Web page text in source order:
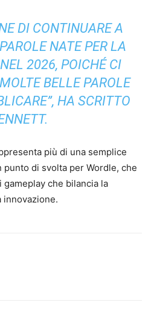
DI CONTINUARE A
NATE PER LA
2026, POICHÉ CI
BELLE PAROLE
HA SCRITTO
più di una semplice
di svolta per Wordle, che
gameplay che bilancia la
innovazione.